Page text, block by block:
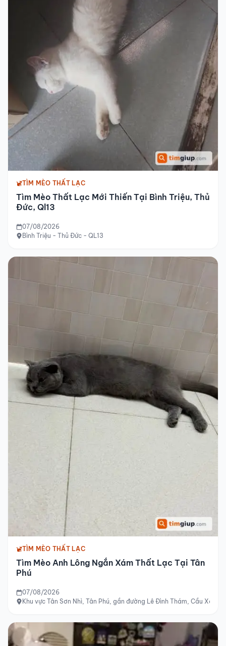
TÌM MÈO THẤT LẠC
Tìm Mèo Thất Lạc Mới Thiến Tại Bình Triệu, Thủ
Đức, Ql13
07/08/2026
Bình Triệu - Thủ Đức - QL13
TÌM MÈO THẤT LẠC
Tìm Mèo Anh Lông Ngắn Xám Thất Lạc Tại Tân
Phú
07/08/2026
Khu vực Tân Sơn Nhì, Tân Phú, gần đường Lê Đình Thám, Cầu Xéo